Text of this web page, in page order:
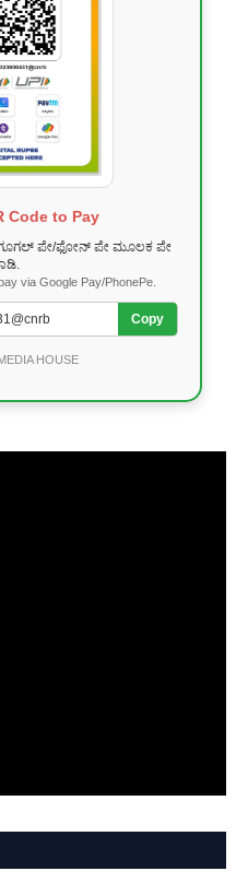
Code to Pay
ಪೇ/ಫೋನ್ ಪೇ ಮೂಲಕ ಪೇ
via Google Pay/PhonePe.
Copy
HOUSE